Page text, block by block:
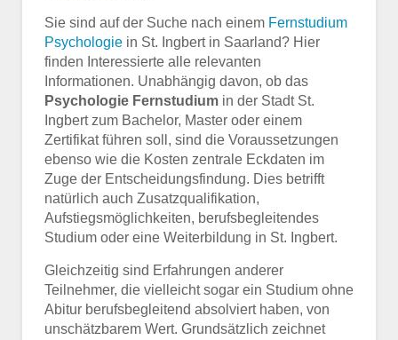
Sie sind auf der Suche nach einem Fernstudium
Psychologie in St. Ingbert in Saarland? Hier
finden Interessierte alle relevanten
Informationen. Unabhängig davon, ob das
Psychologie Fernstudium in der Stadt St.
Ingbert zum Bachelor, Master oder einem
Zertifikat führen soll, sind die Voraussetzungen
ebenso wie die Kosten zentrale Eckdaten im
Zuge der Entscheidungsfindung. Dies betrifft
natürlich auch Zusatzqualifikation,
Aufstiegsmöglichkeiten, berufsbegleitendes
Studium oder eine Weiterbildung in St. Ingbert.
Gleichzeitig sind Erfahrungen anderer
Teilnehmer, die vielleicht sogar ein Studium ohne
Abitur berufsbegleitend absolviert haben, von
unschätzbarem Wert. Grundsätzlich zeichnet